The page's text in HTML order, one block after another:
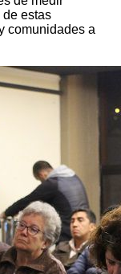
estas
comunidades a